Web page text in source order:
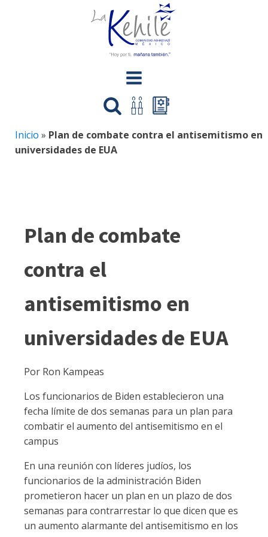
Inicio » Plan de combate contra el antisemitismo en
universidades de EUA
Plan de combate
contra el
antisemitismo en
universidades de EUA
Por Ron Kampeas
Los funcionarios de Biden establecieron una
fecha límite de dos semanas para un plan para
combatir el aumento del antisemitismo en el
campus
En una reunión con líderes judíos, los
funcionarios de la administración Biden
prometieron hacer un plan en un plazo de dos
semanas para contrarrestar lo que dicen que es
un aumento alarmante del antisemitismo en los